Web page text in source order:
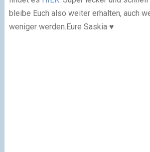
bleibe Euch also weiter erhalten, auch
weniger werden. Eure Saskia ♥